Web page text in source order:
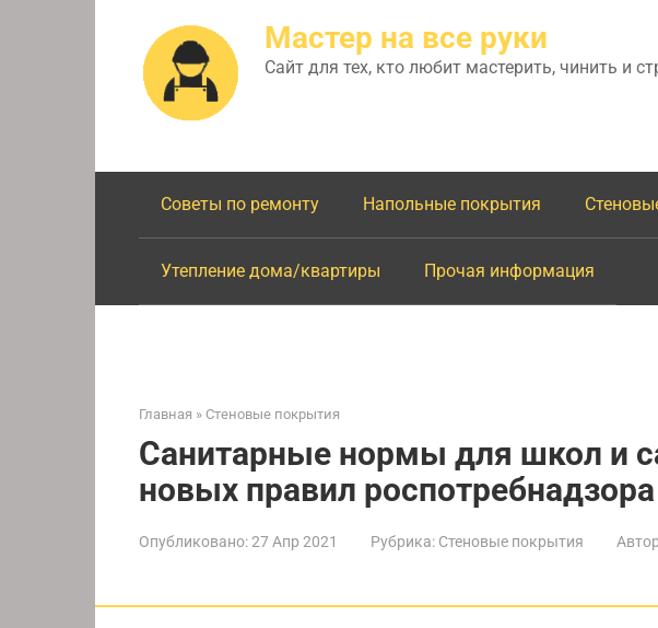
Мастер на все руки
Сайт для тех, кто любит мастерить, чинить и
Советы по ремонту Напольные покрытия
Утепление дома/квартиры Прочая информация
Главная » Стеновые покрытия
Санитарные нормы для школ и
новых правил роспотребнадзора
Опубликовано:27 Апр 2021 Рубрика: Стеновые покрытия